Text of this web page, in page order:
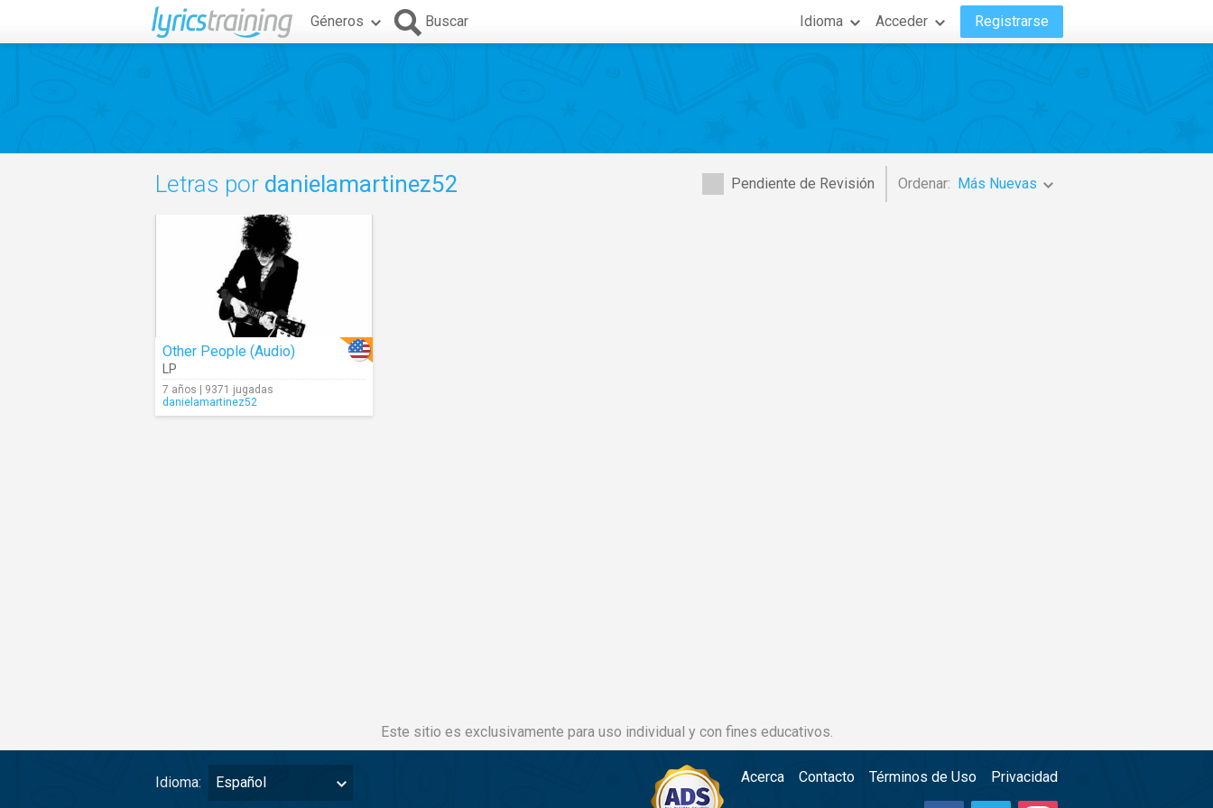
Géneros Buscar Idioma Acceder Registrarse
Pendiente de Revisión Ordenar: Más Nuevas
Letras por danielamartinez52
Other People (Audio)
LP
7 años | 9371 jugadas
danielamartinez52
Este sitio es exclusivamente para uso individual y con fines educativos.
Idioma: Español Acerca Contacto Términos de Uso Privacidad